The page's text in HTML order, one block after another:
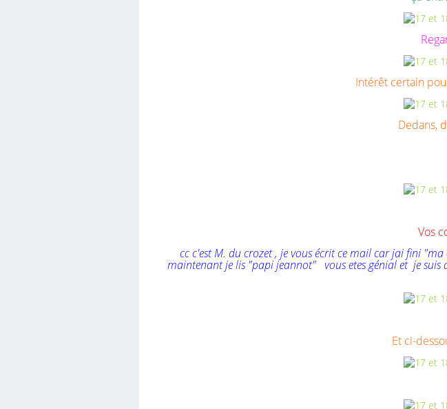
Intérêt certain
Dedans,
Vos
cc c'est M. du crozet , je vous écrit ce mail car jai fini
maintenant je lis "papi jeannot" vous etes génial et je
Et ci-